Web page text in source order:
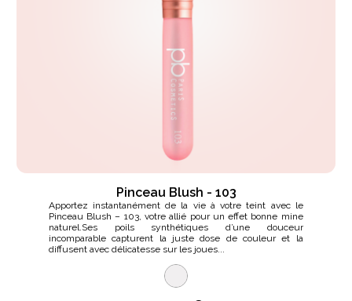
Pinceau Blush - 103
Apportez instantanément de la vie à votre teint avec le
Pinceau Blush – 103, votre allié pour un effet bonne mine
naturel.Ses poils synthétiques d’une douceur
incomparable capturent la juste dose de couleur et la
diffusent avec délicatesse sur les joues...